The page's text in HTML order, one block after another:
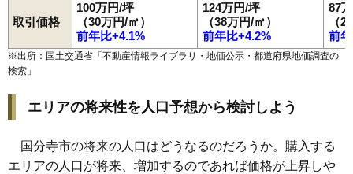
取引価格
100万円/坪
（30万円/㎡）
前年比+4.1%
124万円/坪
（38万円/㎡）
前年比+4.2%
87
（
前
※出所：国土交通省「 不動産情報ライブラリ・地価公示・都道府県地価調査の
検索 」
エリアの将来性を人口予想から検討しよう
国分寺市の将来の人口はどうなるのだろうか。購入する
エリアの人口が将来、増加するのであれば価格が上昇しや